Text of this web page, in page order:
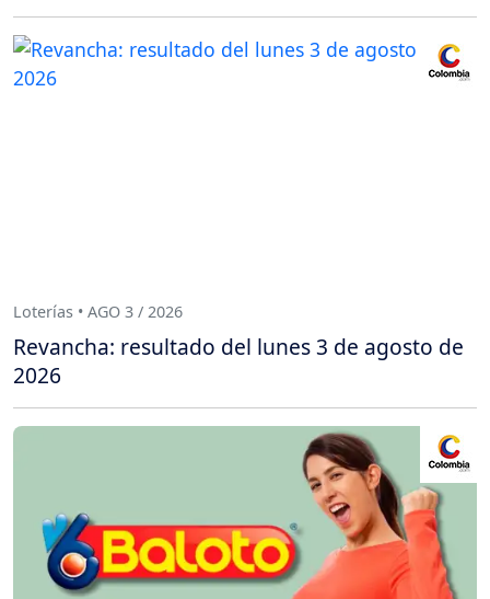
Loterías • AGO 3 / 2026
Revancha: resultado del lunes 3 de agosto de
2026